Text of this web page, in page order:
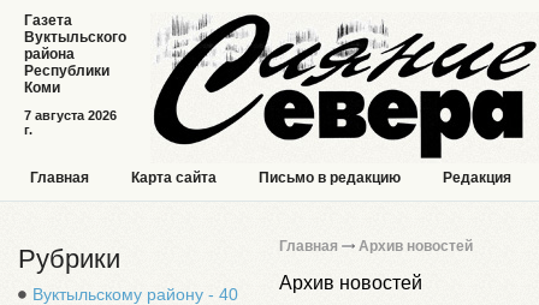
7 августа 2026
г.
Газета
Вуктыльского
района
Республики
Коми
Главная Карта сайта Письмо в редакцию Редакция
Рубрики
Вуктыльскому району - 40
Главная Архив новостей
Архив новостей